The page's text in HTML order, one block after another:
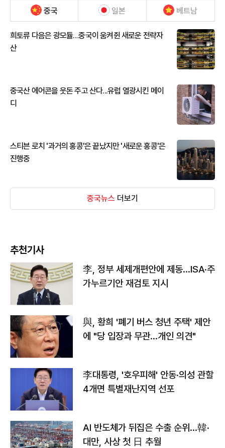
중국 일본 베트남
희토류 다음은 광모듈…중국이 움켜쥔 새로운 전략자
산
중국산 에어콘을 웃돈 주고 산다...유럽 열광시킨 메이
디
스티븐 로치 '과거의 홍콩'은 끝났지만 '새로운 홍콩'은
진행중
중국뉴스 더보기
추천기사
李, 정부 세제개편안에 제동…ISA·주
가누르기안 재검토 지시
與, 황희 '폐기 버스 청년 주택' 제안
에 "당 입장과 무관…개인 의견"
李대통령, '호우피해' 안동·의성 관할
4개면 특별재난지역 선포
AI 반도체가 뒤집은 수출 순위…韓·
대만, 사상 첫 日 추월